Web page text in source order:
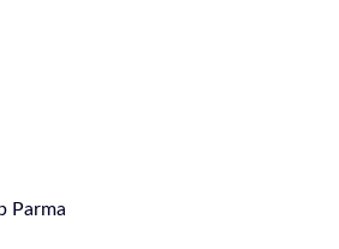
Parma